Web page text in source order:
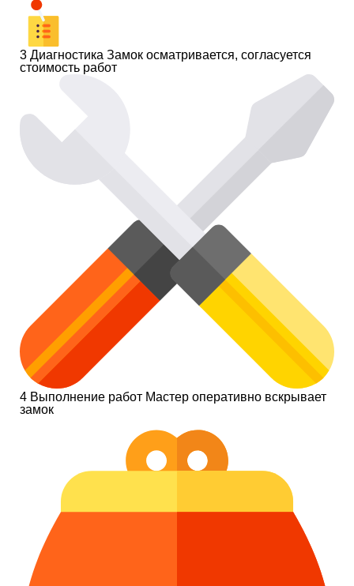
3 Диагностика Замок осматривается, согласуется
стоимость работ
4 Выполнение работ Мастер оперативно вскрывает
замок